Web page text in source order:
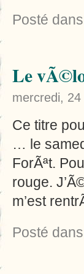
Posté dans
Le
mercredi,
Ce titre
… le
ForÃªt.
rouge.
m’est
Posté dans